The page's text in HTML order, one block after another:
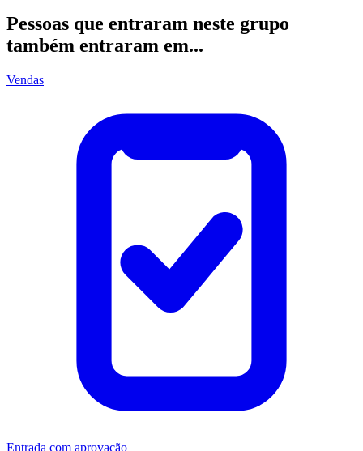
Pessoas que entraram neste grupo
também entraram em...
Vendas
Entrada com aprovação